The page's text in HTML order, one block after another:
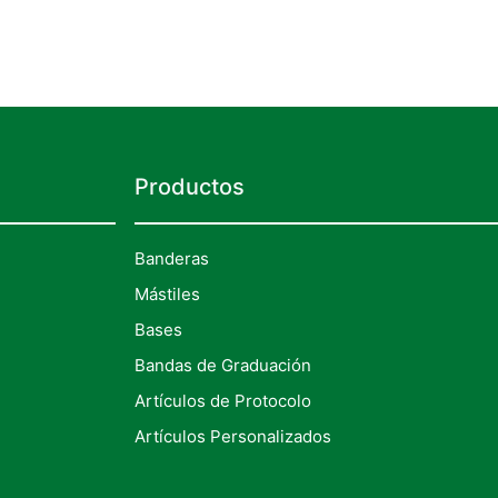
Productos
Banderas
Mástiles
Bases
Bandas de Graduación
Artículos de Protocolo
Artículos Personalizados